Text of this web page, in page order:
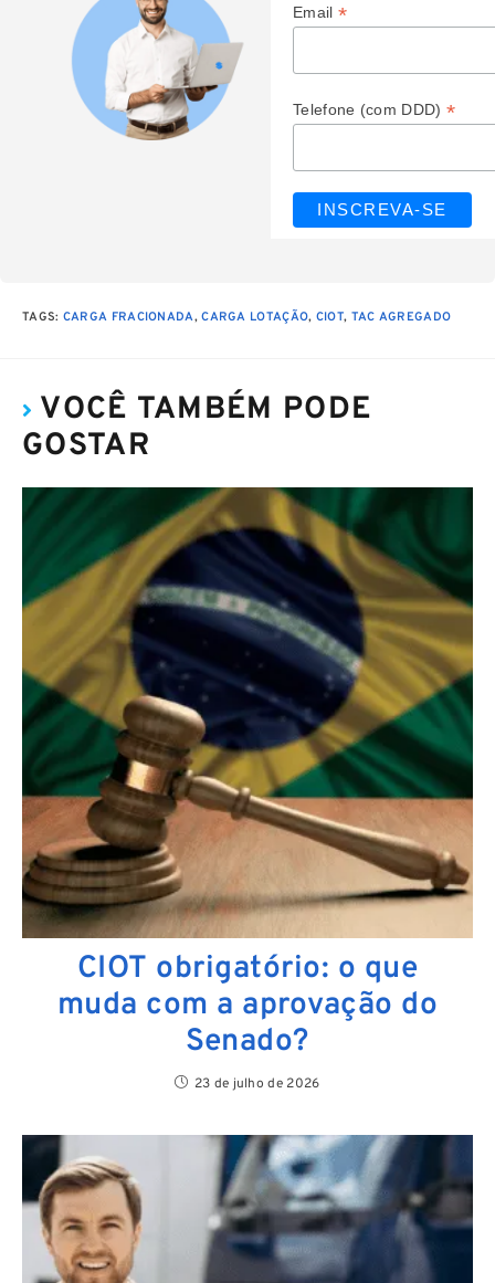
Email *
Telefone (com DDD) *
TAGS: CARGA FRACIONADA, CARGA LOTAÇÃO, CIOT, TAC AGREGADO
VOCÊ TAMBÉM PODE
GOSTAR
CIOT obrigatório: o que
muda com a aprovação do
Senado?
23 de julho de 2026